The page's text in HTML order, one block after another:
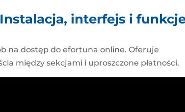
interfejs i
na dostęp do efortuna online. Oferuje
między sekcjami i uproszczone płatności.